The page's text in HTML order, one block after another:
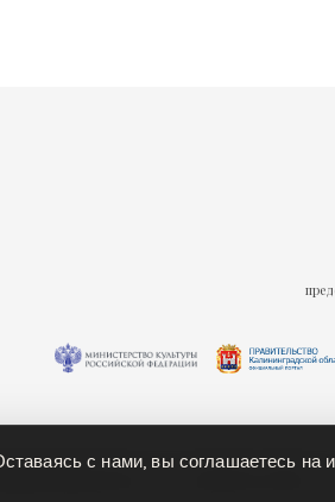
с нами, вы соглашаетесь на